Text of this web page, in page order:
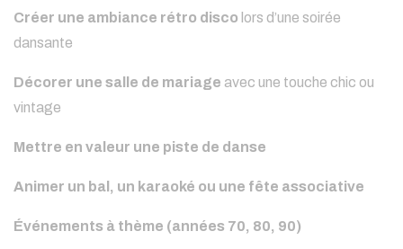
Créer une ambiance rétro disco lors d’une soirée
dansante
Décorer une salle de mariage avec une touche chic ou
vintage
Mettre en valeur une piste de danse
Animer un bal, un karaoké ou une fête associative
Événements à thème (années 70, 80, 90)